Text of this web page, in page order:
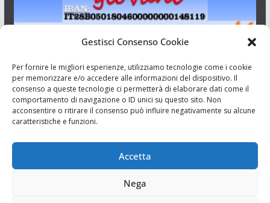
Gestisci Consenso Cookie
Per fornire le migliori esperienze, utilizziamo tecnologie come i cookie
per memorizzare e/o accedere alle informazioni del dispositivo. Il
consenso a queste tecnologie ci permetterà di elaborare dati come il
comportamento di navigazione o ID unici su questo sito. Non
acconsentire o ritirare il consenso può influire negativamente su alcune
caratteristiche e funzioni.
Accetta
Nega
Aut. del tribunale di Catania n.23/2011 del 20/09/2011 Dir.
Resp. Riccardo Orioles.
Associazione Culturale I Siciliani Giovani
via Randazzo 27 Catania